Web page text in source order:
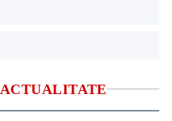
ACTUALITATE